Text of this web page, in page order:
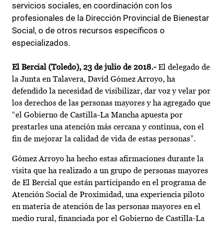
servicios sociales, en coordinación con los
profesionales de la Dirección Provincial de Bienestar
Social, o de otros recursos específicos o
especializados.
El Bercial (Toledo), 23 de julio de 2018.- El delegado de
la Junta en Talavera, David Gómez Arroyo, ha
defendido la necesidad de visibilizar, dar voz y velar por
los derechos de las personas mayores y ha agregado que
“el Gobierno de Castilla-La Mancha apuesta por
prestarles una atención más cercana y continua, con el
fin de mejorar la calidad de vida de estas personas”.
Gómez Arroyo ha hecho estas afirmaciones durante la
visita que ha realizado a un grupo de personas mayores
de El Bercial que están participando en el programa de
Atención Social de Proximidad, una experiencia piloto
en materia de atención de las personas mayores en el
medio rural, financiada por el Gobierno de Castilla-La